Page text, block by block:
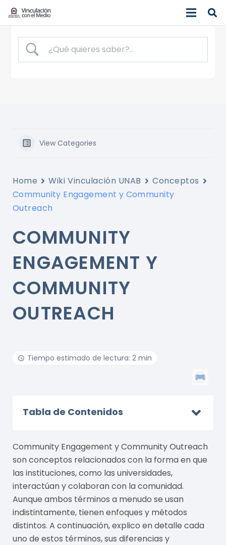
View Categories
Home Wiki Vinculación UNAB
Conceptos
Community Engagement y Community
Outreach
COMMUNITY
ENGAGEMENT Y
COMMUNITY
OUTREACH
Tiempo estimado de lectura: 2 min
Tabla de Contenidos
Community Engagement y Community Outreach
son conceptos relacionados con la forma en que
las instituciones, como las universidades,
interactúan y colaboran con la comunidad.
Aunque ambos términos a menudo se usan
indistintamente, tienen enfoques y métodos
distintos. A continuación, explico en detalle cada
uno de estos términos, sus diferencias y